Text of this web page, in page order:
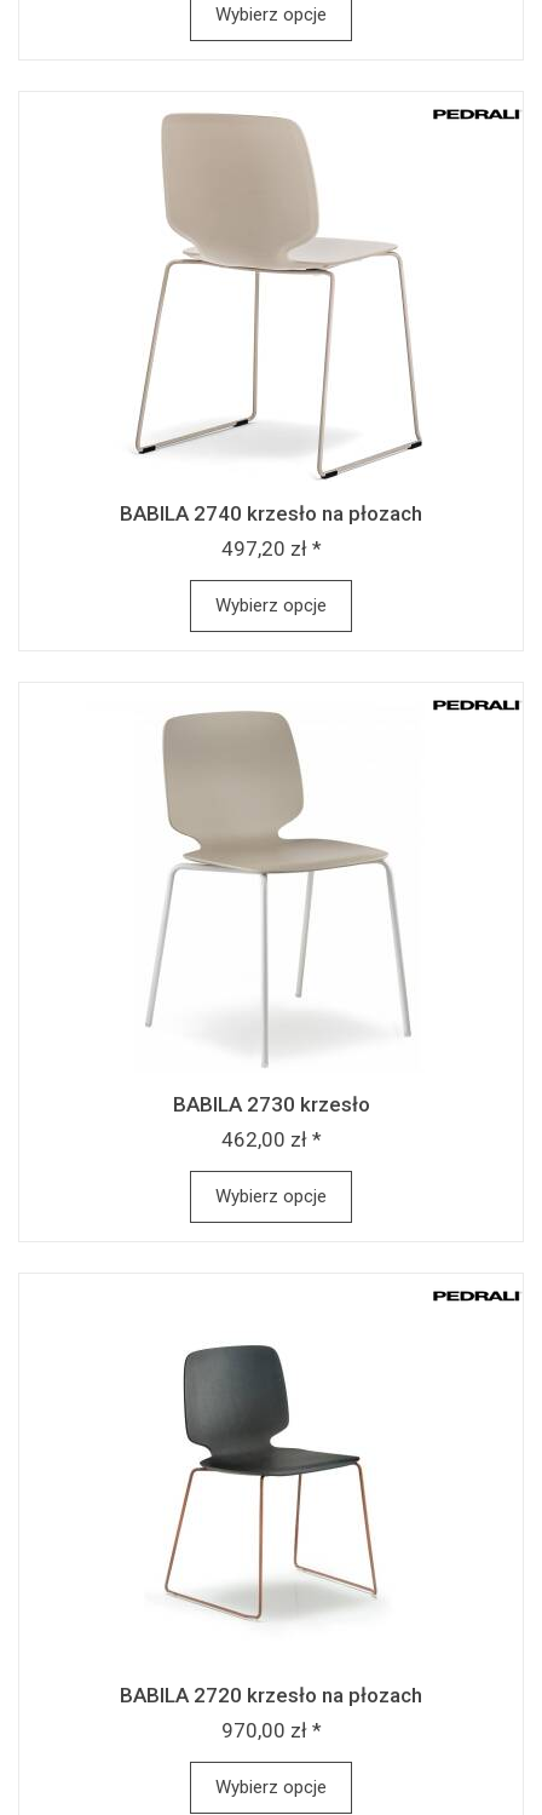
Wybierz opcje
BABILA 2740 krzesło na płozach
497,20 zł *
Wybierz opcje
BABILA 2730 krzesło
462,00 zł *
Wybierz opcje
BABILA 2720 krzesło na płozach
970,00 zł *
Wybierz opcje